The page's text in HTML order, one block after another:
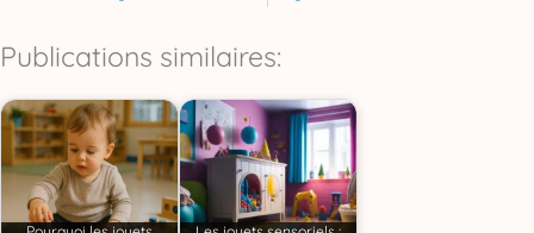
Publications similaires: